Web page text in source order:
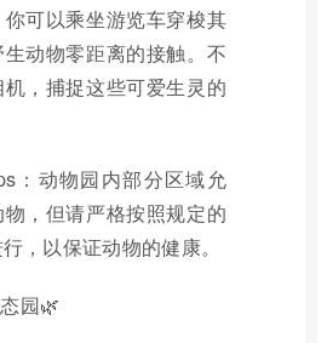
可以乘坐游览车穿梭其
动物零距离的接触。不
，捕捉这些可爱生灵的
：动物园内部分区域允
，但请严格按照规定的
，以保证动物的健康。
园🌿